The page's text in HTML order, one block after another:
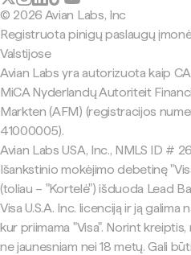
© 2026 Avian Labs, Inc
Registruota pinigų paslaugų
Valstijose
Avian Labs yra autorizuota kaip
MiCA Nyderlandų Autoriteit
Markten (AFM) (registracijos
41000005).
Avian Labs USA, Inc., NMLS ID #
Išankstinio mokėjimo debetinę
(toliau – "Kortelė") išduoda Lead
Visa U.S.A. Inc. licenciją ir ją galima
kur priimama "Visa". Norint kreiptis,
ne jaunesniam nei 18 metų. Gali